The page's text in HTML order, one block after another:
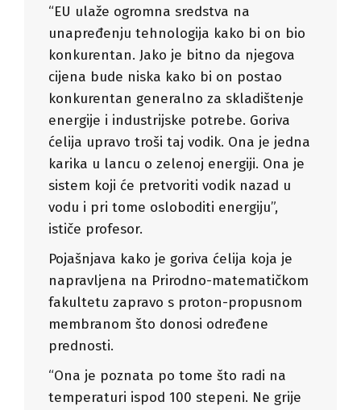
“EU ulaže ogromna sredstva na
unapređenju tehnologija kako bi on bio
konkurentan. Jako je bitno da njegova
cijena bude niska kako bi on postao
konkurentan generalno za skladištenje
energije i industrijske potrebe. Goriva
ćelija upravo troši taj vodik. Ona je jedna
karika u lancu o zelenoj energiji. Ona je
sistem koji će pretvoriti vodik nazad u
vodu i pri tome osloboditi energiju”,
ističe profesor.
Pojašnjava kako je goriva ćelija koja je
napravljena na Prirodno-matematičkom
fakultetu zapravo s proton-propusnom
membranom što donosi određene
prednosti.
“Ona je poznata po tome što radi na
temperaturi ispod 100 stepeni. Ne grije